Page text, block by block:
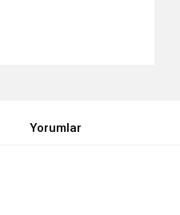
Yorumlar